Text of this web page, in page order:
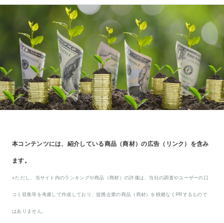
本コンテンツには、紹介している商品（商材）の広告（リンク）を含み
ます。
※ただし、当サイト内のランキングや商品（商材）の評価は、当社の調査やユーザーの口
コミ収集等を考慮して作成しており、提携企業の商品（商材）を根拠なくPRするもので
はありません。